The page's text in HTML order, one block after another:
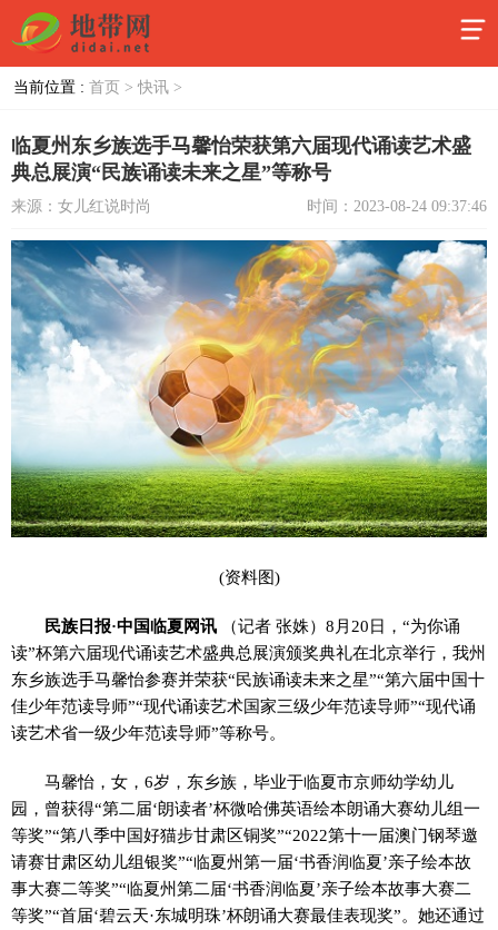
当前位置 : 首页 >快讯 >
临夏州东乡族选手马馨怡荣获第六届现代诵读艺术盛
典总展演“民族诵读未来之星”等称号
来源：女儿红说时尚 时间：2023-08-24 09:37:46
(资料图)
民族日报·中国临夏网讯
（记者 张姝）8月20日，“为你诵
读”杯第六届现代诵读艺术盛典总展演颁奖典礼在北京举行，我州
东乡族选手马馨怡参赛并荣获“民族诵读未来之星”“第六届中国十
佳少年范读导师”“现代诵读艺术国家三级少年范读导师”“现代诵
读艺术省一级少年范读导师”等称号。
马馨怡，女，6岁，东乡族，毕业于临夏市京师幼学幼儿
园，曾获得“第二届‘朗读者’杯微哈佛英语绘本朗诵大赛幼儿组一
等奖”“第八季中国好猫步甘肃区铜奖”“2022第十一届澳门钢琴邀
请赛甘肃区幼儿组银奖”“临夏州第一届‘书香润临夏’亲子绘本故
事大赛二等奖”“临夏州第二届‘书香润临夏’亲子绘本故事大赛二
等奖”“首届‘碧云天·东城明珠’杯朗诵大赛最佳表现奖”。她还通过